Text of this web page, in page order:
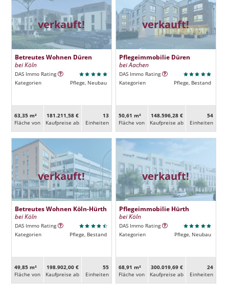
verkauft!
Betreutes Wohnen Düren
bei Köln
DAS Immo Rating
Kategorien
Pflege, Neubau
63,35 m²
Fläche von
181.211,58 €
Kaufpreise ab
13
Ein­heiten
verkauft!
Pflegeimmobilie Düren
bei Aachen
DAS Immo Rating
Kategorien
Pflege, Bestand
50,61 m²
Fläche von
148.596,28 €
Kaufpreise ab
54
Ein­heiten
verkauft!
Betreutes Wohnen Köln-Hürth
bei Köln
DAS Immo Rating
Kategorien
Pflege, Bestand
49,85 m²
Fläche von
198.902,00 €
Kaufpreise ab
55
Ein­heiten
verkauft!
Pflegeimmobilie Hürth
bei Köln
DAS Immo Rating
Kategorien
Pflege, Neubau
68,91 m²
Fläche von
300.019,69 €
Kaufpreise ab
24
Ein­heiten